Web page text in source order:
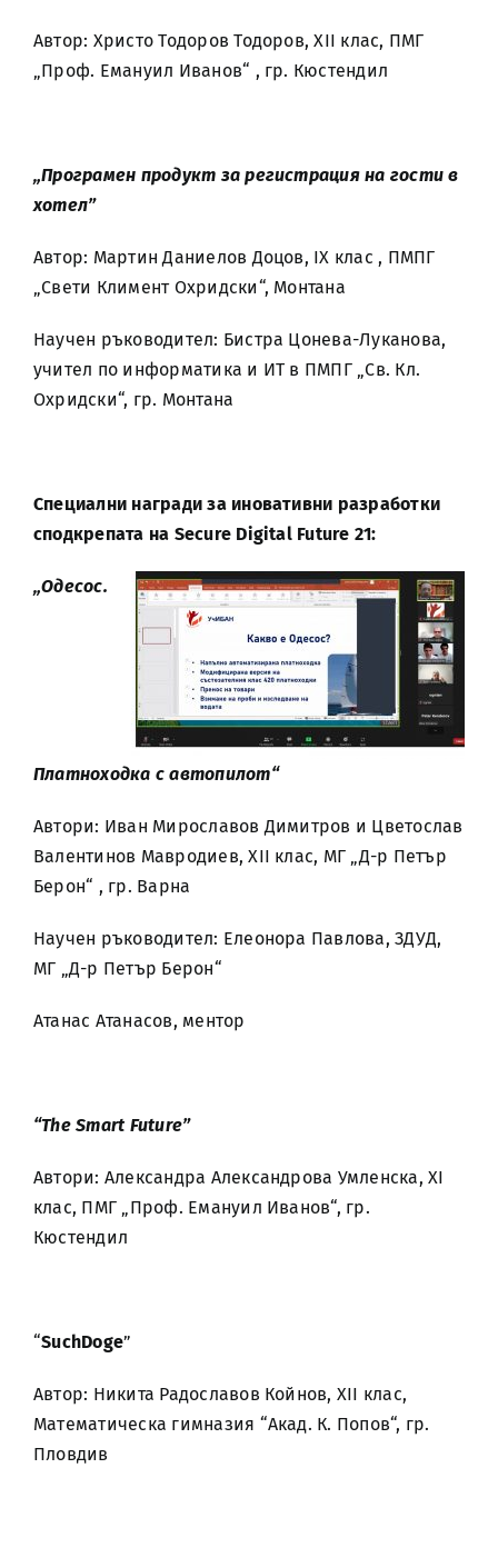
Автор: Христо Тодоров Тодоров, XII клас, ПМГ
„Проф. Емануил Иванов“ , гр. Кюстендил
„Програмен продукт за регистрация на гости в
хотел”
Автор: Мартин Даниелов Доцов, IX клас , ПМПГ
„Свети Климент Охридски“, Монтана
Научен ръководител: Бистра Цонева-Луканова,
учител по информатика и ИТ в ПМПГ „Св. Кл.
Охридски“, гр. Монтана
Специални награди за иновативни разработки
сподкрепата на Secure Digital Future 21:
„Одесос.
Платноходка с автопилот“
Автори: Иван Мирославов Димитров и Цветослав
Валентинов Мавродиев, XII клас, МГ „Д-р Петър
Берон“ , гр. Варна
Научен ръководител: Елеонора Павлова, ЗДУД,
МГ „Д-р Петър Берон“
Атанас Атанасов, ментор
“TheSmart Future”
Автори: Александра Александрова Умленска, XI
клас, ПМГ „Проф. Емануил Иванов“, гр.
Кюстендил
“SuchDoge”
Автор: Никита Радославов Койнов, XII клас,
Mатематическа гимназия “Акад. К. Попов“, гр.
Пловдив